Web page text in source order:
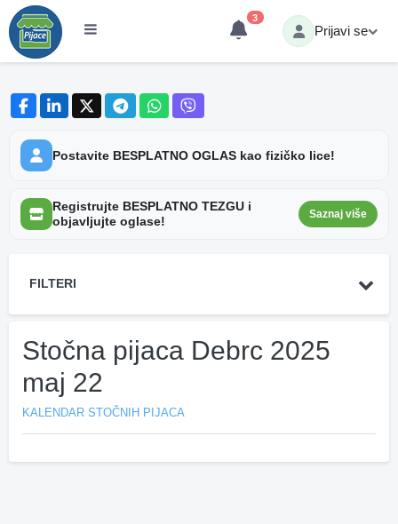
3
Prijavi se
Postavite BESPLATNO OGLAS kao fizičko lice!
Registrujte BESPLATNO TEZGU i
objavljujte oglase!
Saznaj više
FILTERI
Stočna pijaca Debrc 2025
maj 22
KALENDAR STOČNIH PIJACA